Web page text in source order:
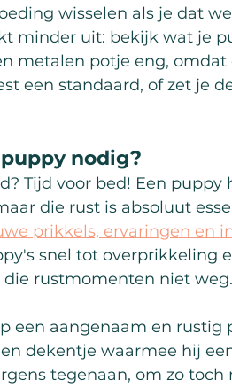
wisselen als je dat
minder uit: bekijk wat je
metalen potje eng,
een standaard, of zet je
nodig?
Tijd voor bed! Een puppy
die rust is absoluut
prikkels, ervaringen en
snel tot overprikkeling
rustmomenten niet weg.
een aangenaam en rustig
dekentje waarmee hij
tegenaan, om zo